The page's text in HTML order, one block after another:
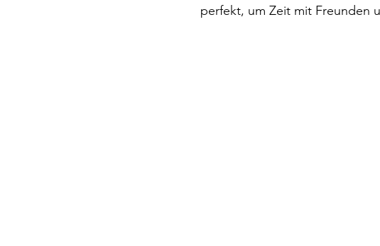
perfekt, um Zeit mit Freunden